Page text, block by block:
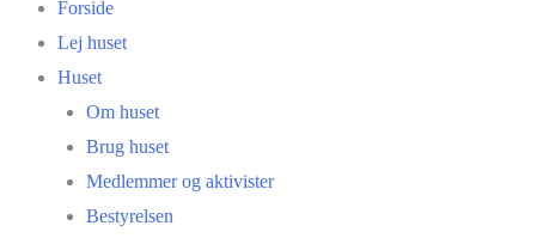
Forside
Lej huset
Huset
Om huset
Brug huset
Medlemmer og aktivister
Bestyrelsen